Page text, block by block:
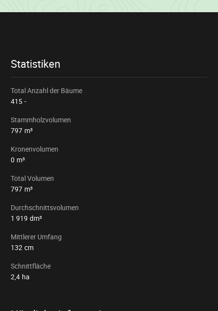
Losinformationen
Statistiken
Total Anzahl der Bäume
415 -
Stammholzvolumen
797 m³
Kronenvolumen
0 m³
Total Volumen
797 m³
Durchschnittsvolumen
1 919 dm³
Mittlerer Umfang
132 cm
Schnittfläche
2,4 ha